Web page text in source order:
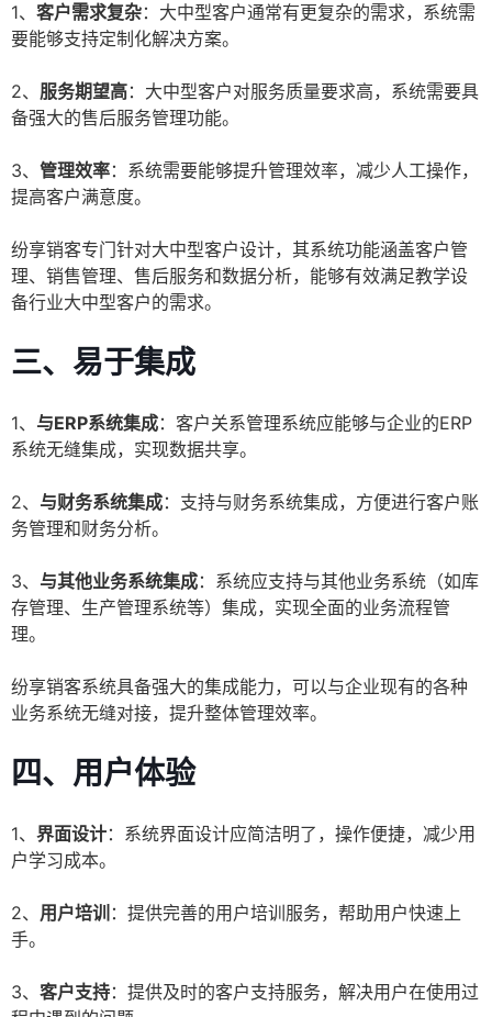
1、 客户需求复杂：大中型客户通常有更复杂的需求，系统需
要能够支持定制化解决方案。
2、 服务期望高：大中型客户对服务质量要求高，系统需要具
备强大的售后服务管理功能。
3、 管理效率：系统需要能够提升管理效率，减少人工操作，
提高客户满意度。
纷享销客专门针对大中型客户设计，其系统功能涵盖客户管
理、销售管理、售后服务和数据分析，能够有效满足教学设
备行业大中型客户的需求。
三、易于集成
1、 与ERP系统集成：客户关系管理系统应能够与企业的ERP
系统无缝集成，实现数据共享。
2、 与财务系统集成：支持与财务系统集成，方便进行客户账
务管理和财务分析。
3、 与其他业务系统集成：系统应支持与其他业务系统（如库
存管理、生产管理系统等）集成，实现全面的业务流程管
理。
纷享销客系统具备强大的集成能力，可以与企业现有的各种
业务系统无缝对接，提升整体管理效率。
四、用户体验
1、 界面设计：系统界面设计应简洁明了，操作便捷，减少用
户学习成本。
2、 用户培训 ：提供完善的用户培训服务，帮助用户快速上
手。
3、 客户支持：提供及时的客户支持服务，解决用户在使用过